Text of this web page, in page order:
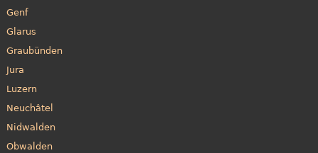
Genf
Glarus
Graubünden
Jura
Luzern
Neuchâtel
Nidwalden
Obwalden